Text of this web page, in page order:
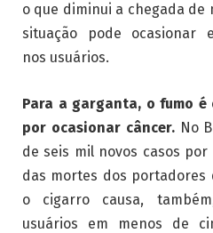
o que diminui a chegada de
situação pode ocasionar
nos usuários.
Para a garganta, o fumo
por ocasionar câncer.No
de seis mil novos casos
das mortes dos portadores
o cigarro causa,
usuários em menos de